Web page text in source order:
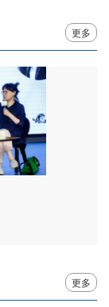
更多
更多